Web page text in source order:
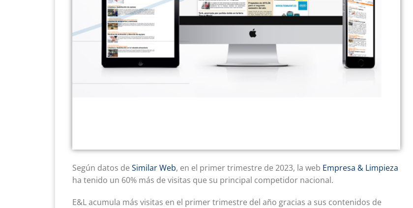
Según datos de Similar Web, en el primer trimestre de 2023, la web Empresa & Limpieza
ha tenido un 60% más de visitas que su principal competidor nacional.
E&L acumula más visitas en el primer trimestre del año gracias a sus contenidos de